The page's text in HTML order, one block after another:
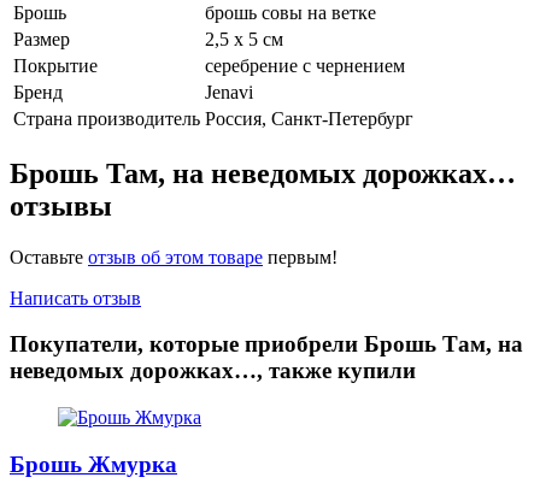
Брошь
брошь совы на ветке
Размер
2,5 х 5 см
Покрытие
серебрение с чернением
Бренд
Jenavi
Страна производитель Россия, Санкт-Петербург
Брошь Там, на неведомых дорожках…
отзывы
Оставьте отзыв об этом товаре первым!
Написать отзыв
Покупатели, которые приобрели Брошь Там, на
неведомых дорожках…, также купили
Брошь Жмурка